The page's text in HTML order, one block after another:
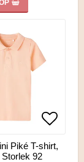
Lägg
Lägg
Piké T-shirt,
92